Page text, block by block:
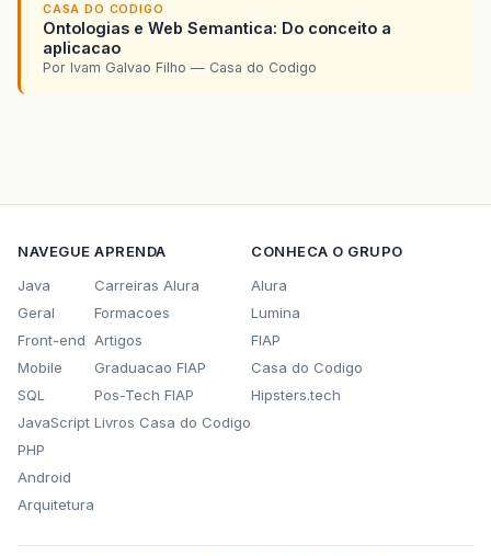
CASA DO CODIGO
Ontologias e Web Semantica: Do conceito a
aplicacao
Por Ivam Galvao Filho — Casa do Codigo
NAVEGUE
Java
Geral
Front-end
Mobile
SQL
JavaScript
PHP
Android
Arquitetura
APRENDA
Carreiras Alura
Formacoes
Artigos
Graduacao FIAP
Pos-Tech FIAP
Livros Casa do Codigo
CONHECA O GRUPO
Alura
Lumina
FIAP
Casa do Codigo
Hipsters.tech